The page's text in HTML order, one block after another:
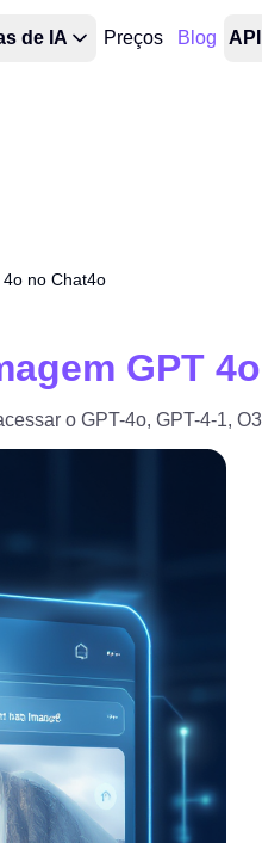
de IA Preços Blog
no Chat4o
GPT
o GPT-4o, GPT-4-1,